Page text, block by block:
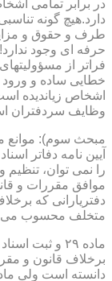
در برابر تمامی
دارد.هیچ گونه
طرف و حقوق و
حرفه ای وجود
فراتر از
خطایی ساده و
اشخاص زیاندیده
وظایف سردفتران
را نمی توان،
موافق مقررات و
دفتریارانی که
متخلف محسوب می
ماده ۲۹ و
برخلاف قانون و